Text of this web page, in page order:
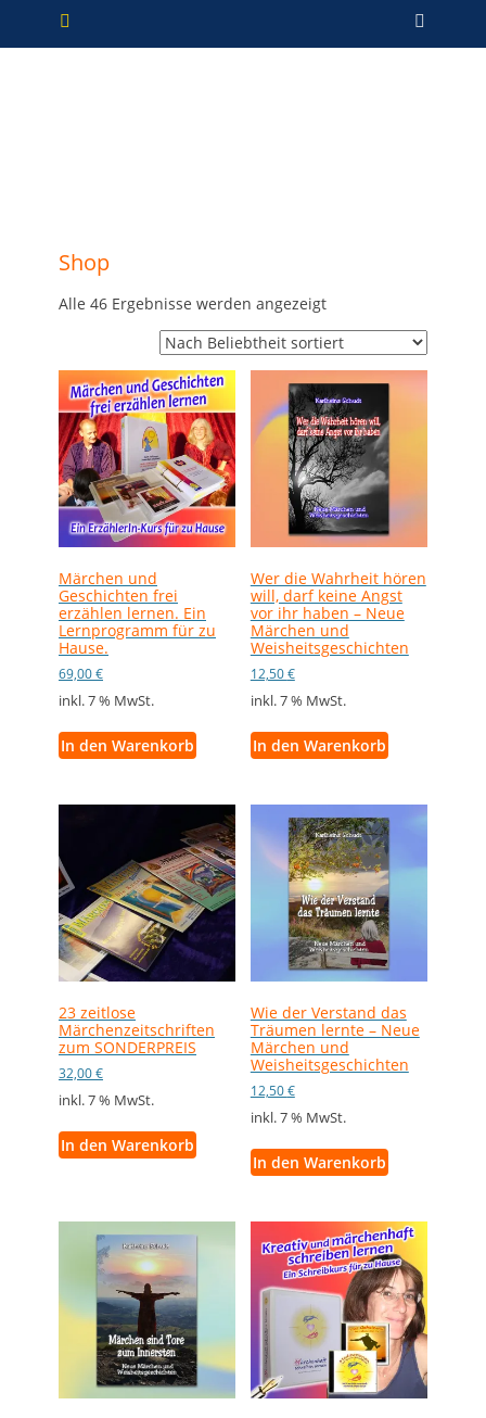
Zum
Primäres Menü
Shop
Alle 46 Ergebnisse werden angezeigtNach
Beliebtheit
sortiert
Märchen und
Geschichten frei
erzählen lernen. Ein
Lernprogramm für zu
Hause.
69,00€
inkl. 7 % MwSt.
In den Warenkorb
Wer die Wahrheit hören
will, darf keine Angst
vor ihr haben – Neue
Märchen und
Weisheitsgeschichten
12,50€
inkl. 7 % MwSt.
In den Warenkorb
23 zeitlose
Märchenzeitschriften
zum SONDERPREIS
32,00€
inkl. 7 % MwSt.
In den Warenkorb
Wie der Verstand das
Träumen lernte – Neue
Märchen und
Weisheitsgeschichten
12,50€
inkl. 7 % MwSt.
In den Warenkorb